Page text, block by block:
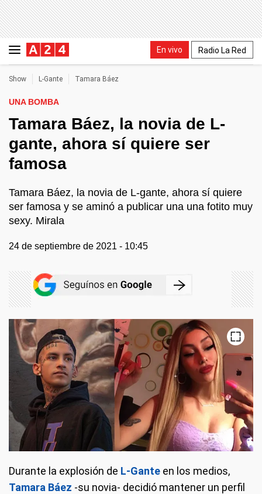
En vivo Radio La Red
Show L-Gante Tamara Báez
UNA BOMBA
Tamara Báez, la novia de L-
gante, ahora sí quiere ser
famosa
Tamara Báez, la novia de L-gante, ahora sí quiere
ser famosa y se aminó a publicar una una fotito muy
sexy. Mirala
24 de septiembre de 2021 - 10:45
Durante la explosión de L-Gante en los medios,
Tamara Báez -su novia- decidió mantener un perfil